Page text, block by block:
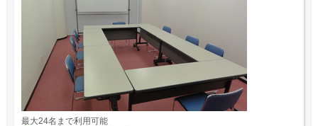
最大24名まで利用可能